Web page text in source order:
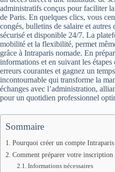
administratifs conçus pour faciliter
de Paris. En quelques clics, vous
congés, bulletins de salaire et autres
sécurisé et disponible 24/7. La
mobilité et la flexibilité, permet
grâce à Intraparis nomade. En
informations et en suivant les étapes
erreurs courantes et gagnez un
incontournable qui transforme la
échanges avec l’administration,
pour un quotidien professionnel
Sommaire
Pourquoi créer un compte Intraparis
Comment préparer votre inscription
Informations nécessaires